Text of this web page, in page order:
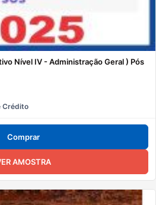
Nível IV - Administração Geral ) Pós
Crédito
Comprar
AMOSTRA